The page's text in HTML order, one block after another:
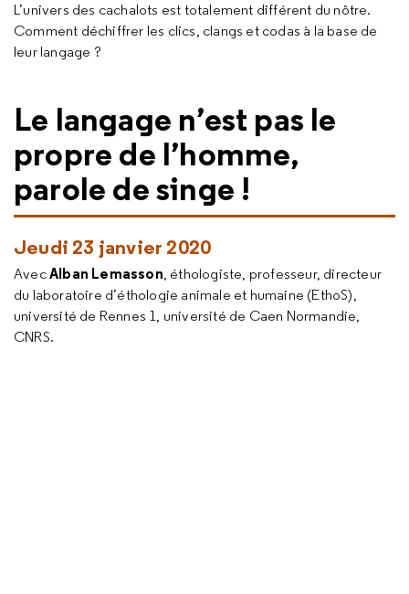
L’univers des cachalots est totalement différent du nôtre.
Comment déchiffrer les clics, clangs et codas à la base de
leur langage ?
Le langage n’est pas le
propre de l’homme,
parole de singe !
Jeudi 23 janvier 2020
AvecAlban Lemasson, éthologiste, professeur, directeur
du laboratoire d’éthologie animale et humaine (EthoS),
université de Rennes 1, université de Caen Normandie,
CNRS.